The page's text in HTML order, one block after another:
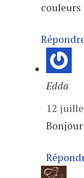
couleurs
Edda
12